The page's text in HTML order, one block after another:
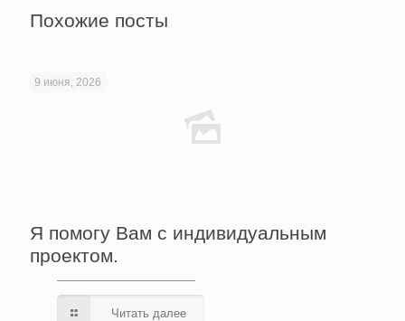
Похожие посты
9 июня, 2026
Я помогу Вам с индивидуальным
проектом.
Читать далее